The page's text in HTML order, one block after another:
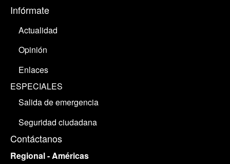
Infórmate
Actualidad
Opinión
Enlaces
ESPECIALES
Salida de emergencia
Seguridad ciudadana
Contáctanos
Regional - Américas